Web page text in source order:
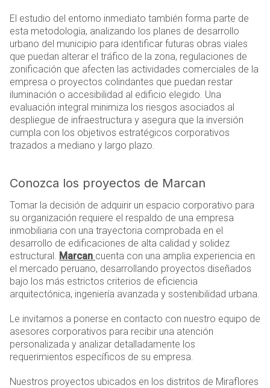
El estudio del entorno inmediato también forma parte de
esta metodología, analizando los planes de desarrollo
urbano del municipio para identificar futuras obras viales
que puedan alterar el tráfico de la zona, regulaciones de
zonificación que afecten las actividades comerciales de la
empresa o proyectos colindantes que puedan restar
iluminación o accesibilidad al edificio elegido. Una
evaluación integral minimiza los riesgos asociados al
despliegue de infraestructura y asegura que la inversión
cumpla con los objetivos estratégicos corporativos
trazados a mediano y largo plazo.
Conozca los proyectos de Marcan
Tomar la decisión de adquirir un espacio corporativo para
su organización requiere el respaldo de una empresa
inmobiliaria con una trayectoria comprobada en el
desarrollo de edificaciones de alta calidad y solidez
estructural. Marcan cuenta con una amplia experiencia en
el mercado peruano, desarrollando proyectos diseñados
bajo los más estrictos criterios de eficiencia
arquitectónica, ingeniería avanzada y sostenibilidad urbana.
Le invitamos a ponerse en contacto con nuestro equipo de
asesores corporativos para recibir una atención
personalizada y analizar detalladamente los
requerimientos específicos de su empresa.
Nuestros proyectos ubicados en los distritos de Miraflores